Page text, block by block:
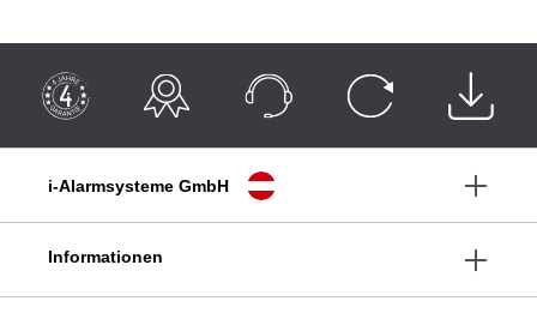
i-Alarmsysteme GmbH
Informationen